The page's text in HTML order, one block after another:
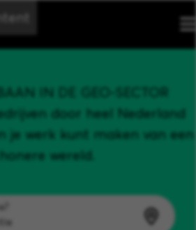
IN DE GEO-SECTOR
door heel Nederland
je werk kunt maken van een
wereld.